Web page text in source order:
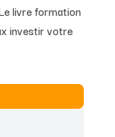
livre formation
investir votre